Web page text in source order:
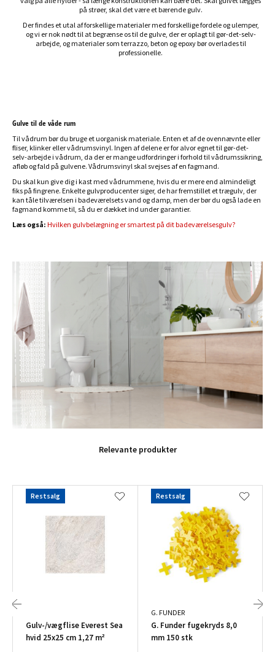
på strøer, skal det være et bærende gulv.
Der findes et utal af forskellige materialer med forskellige fordele og ulemper,
og vi er nok nødt til at begrænse os til de gulve, der er oplagt til gør-det-selv-
arbejde, og materialer som terrazzo, beton og epoxy bør overlades til
professionelle.
Gulve til de våde rum
Til vådrum bør du bruge et uorganisk materiale. Enten et af de ovennævnte eller
fliser, klinker eller vådrumsvinyl. Ingen af delene er for alvor egnet til gør-det-
selv-arbejde i vådrum, da der er mange udfordringer i forhold til vådrumssikring,
afløb og fald på gulvene. Vådrumsvinyl skal svejses af en fagmand.
Du skal kun give dig i kast med vådrummene, hvis du er mere end almindeligt
fiks på fingrene. Enkelte gulvproducenter siger, de har fremstillet et trægulv, der
kan tåle tilværelsen i badeværelsets vand og damp, men der bør du også lade en
fagmand komme til, så du er dækket ind under garantier.
Læs også: Hvilken gulvbelægning er smartest på dit badeværelsesgulv?
Relevante produkter
Restsalg
Gulv-/vægflise Everest Sea
hvid 25x25 cm 1,27 m²
Restsalg
G. FUNDER
G. Funder fugekryds 8,0
mm 150 stk